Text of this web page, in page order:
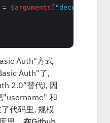
= $arguments "decoded"
Auth"方式
Auth"了,
2.0"替代), 因
"username" 和
代码里, 规模